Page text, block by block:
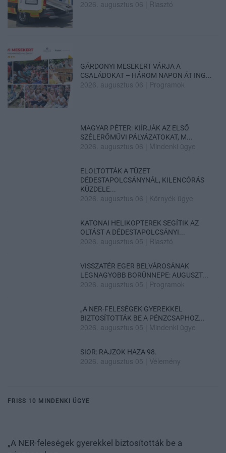
2026. augusztus 06 Riasztó
GÁRDONYI MESEKERT VÁRJA A
CSALÁDOKAT – HÁROM NAPON ÁT ING...
2026. augusztus 06 Programok
MAGYAR PÉTER: KIÍRJÁK AZ ELSŐ
SZÉLERŐMŰVI PÁLYÁZATOKAT, M...
2026. augusztus 06 Mindenki ügye
ELOLTOTTÁK A TÜZET
DÉDESTAPOLCSÁNYNÁL, KILENCÓRÁS
KÜZDELE...
2026. augusztus 06 Környék ügye
KATONAI HELIKOPTEREK SEGÍTIK AZ
OLTÁST A DÉDESTAPOLCSÁNYI...
2026. augusztus 05 Riasztó
VISSZATÉR EGER BELVÁROSÁNAK
LEGNAGYOBB BORÜNNEPE: AUGUSZT...
2026. augusztus 05 Programok
„A NER-FELESÉGEK GYEREKKEL
BIZTOSÍTOTTÁK BE A PÉNZCSAPHOZ...
2026. augusztus 05 Mindenki ügye
SIOR: RAJZOK HAZA 98.
2026. augusztus 05 Vélemény
FRISS 10 MINDENKI ÜGYE
„A NER-feleségek gyerekkel biztosították be a